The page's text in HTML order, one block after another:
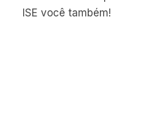
ISE você também!